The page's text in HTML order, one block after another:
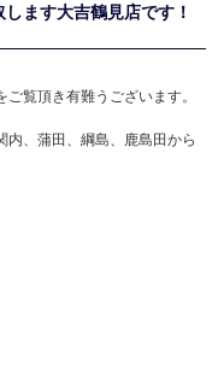
ます大吉鶴見店です！
覧頂き有難うございます。
内、蒲田、綱島、鹿島田から